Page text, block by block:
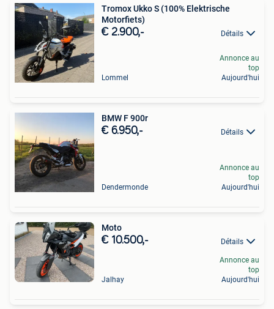
Tromox Ukko S (100% Elektrische
Motorfiets)
€ 2.900,- Détails
Lommel
Annonce au
top
Aujourd'hui
BMW F 900r
€ 6.950,- Détails
Dendermonde
Annonce au
top
Aujourd'hui
Moto
€ 10.500,- Détails
Jalhay
Annonce au
top
Aujourd'hui